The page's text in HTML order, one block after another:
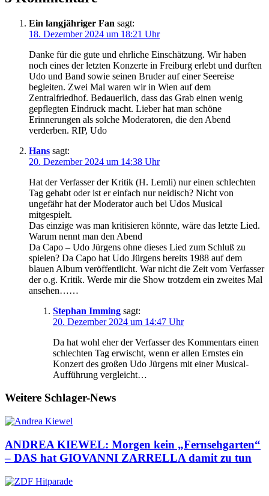
Ein langjähriger Fan sagt:
18. Dezember 2024 um 18:21 Uhr
Danke für die gute und ehrliche Einschätzung. Wir haben
noch eines der letzten Konzerte in Freiburg erlebt und durften
Udo und Band sowie seinen Bruder auf einer Seereise
begleiten. Zwei Mal waren wir in Wien auf dem
Zentralfriedhof. Bedauerlich, dass das Grab einen wenig
gepflegten Eindruck macht. Lieber hat man schöne
Erinnerungen als solche Moderatoren, die den Abend
verderben. RIP, Udo
Hans sagt:
20. Dezember 2024 um 14:38 Uhr
Hat der Verfasser der Kritik (H. Lemli) nur einen schlechten
Tag gehabt oder ist er einfach nur neidisch? Nicht von
ungefähr hat der Moderator auch bei Udos Musical
mitgespielt.
Das einzige was man kritisieren könnte, wäre das letzte Lied.
Warum nennt man den Abend
Da Capo – Udo Jürgens ohne dieses Lied zum Schluß zu
spielen? Da Capo hat Udo Jürgens bereits 1988 auf dem
blauen Album veröffentlicht. War nicht die Zeit vom Verfasser
der o.g. Kritik. Werde mir die Show trotzdem ein zweites Mal
ansehen……
Stephan Imming sagt:
20. Dezember 2024 um 14:47 Uhr
Da hat wohl eher der Verfasser des Kommentars einen
schlechten Tag erwischt, wenn er allen Ernstes ein
Konzert des großen Udo Jürgens mit einer Musical-
Aufführung vergleicht…
Weitere Schlager-News
ANDREA KIEWEL: Morgen kein „Fernsehgarten“
– DAS hat GIOVANNI ZARRELLA damit zu tun